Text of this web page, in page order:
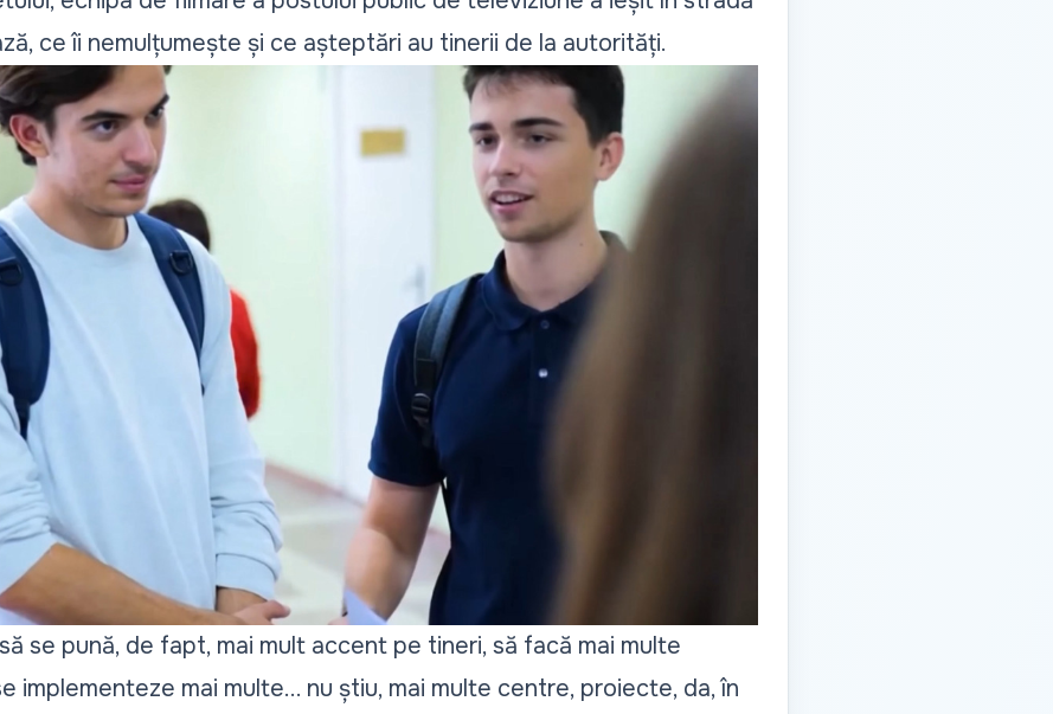
ce îi nemulțumește și ce așteptări au tinerii de la autorități.
se pună, de fapt, mai mult accent pe tineri, să facă mai multe
implementeze mai multe... nu știu, mai multe centre, proiecte, da, în